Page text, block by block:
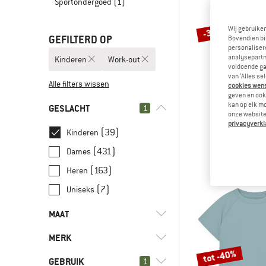
GEFILTERD OP
Kinderen Work-out
Alle filters wissen
GESLACHT 1
Kinderen (39)
Dames (431)
Heren (163)
Uniseks (7)
MAAT
XS
MERK
GEBRUIK 1
-30%
THE
Teen's Box
tot -40%
Wij
Bovendien
voldoende
van ‘Alles
cookies
geven en
kan op elk
onze